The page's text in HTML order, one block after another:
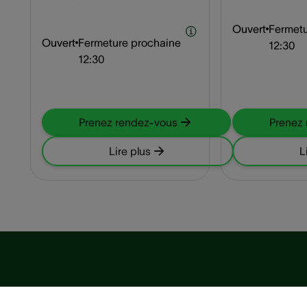
Ouvert Fermeture prochaine
12:30
Prenez rendez-vous
Lire plus
Ouvert
12:30